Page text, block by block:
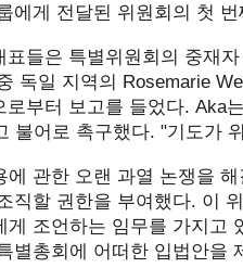
에게 전달된 위원회의 첫
표들은 특별위원회의 중재
독일 지역의 Rosemarie
로부터 보고를 들었다. Aka
불어로 촉구했다. "기도가
에 관한 오랜 과열 논쟁을
직할 권한을 부여했다. 이
게 조언하는 임무를 가지고
별총회에 어떠한 입법안을